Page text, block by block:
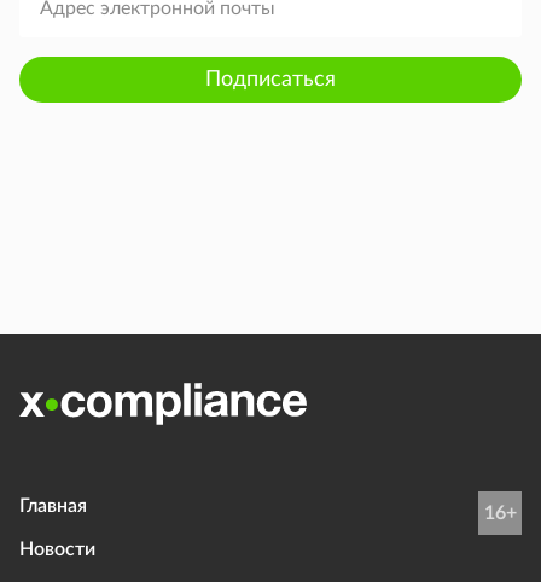
Подписаться
Главная
Новости
16+